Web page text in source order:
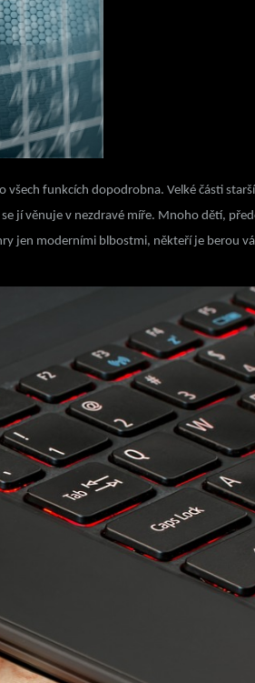
funkcích dopodrobna. Velké části
jí věnuje v nezdravé míře. Mnoho dětí,
jen moderními blbostmi, někteří je berou